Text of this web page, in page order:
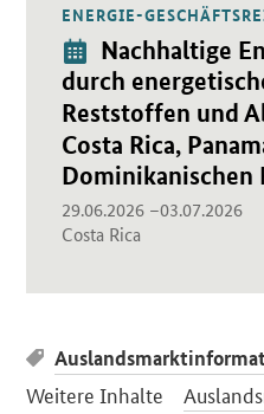
ENERGIE-
Veranstaltung:
Nachhaltige
durch
Reststoffen und
Costa Rica,
Dominikanischen
29.06.2026 –03.07.2026
Costa Rica
Öffnet Einzelsicht
Weitere Inhalte